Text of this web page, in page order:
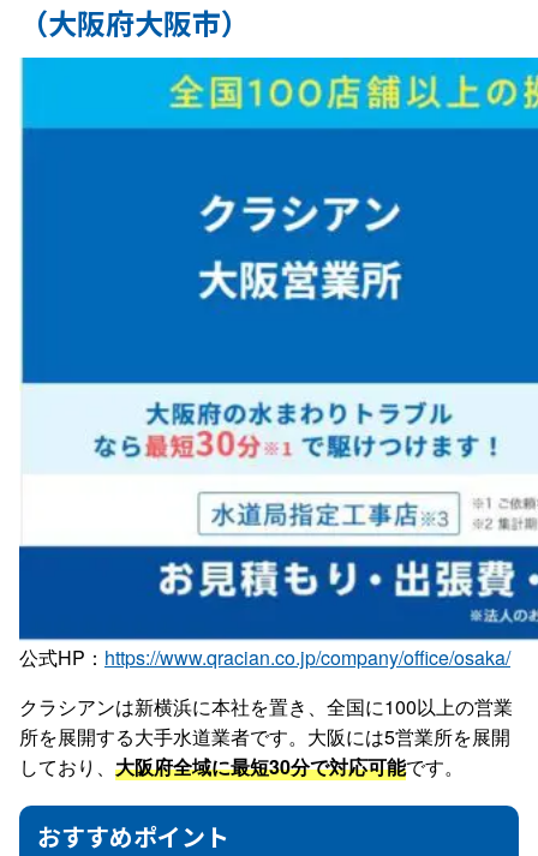
（大阪府大阪市）
公式HP： https://www.qracian.co.jp/company/office/osaka/
クラシアンは新横浜に本社を置き、全国に100以上の営業
所を展開する大手水道業者です。大阪には5営業所を展開
しており、 大阪府全域に最短30分で対応可能です。
おすすめポイント